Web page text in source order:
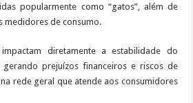
popularmente como “gatos”, além de
medidores de consumo.
diretamente a estabilidade do
prejuízos financeiros e riscos de
rede geral que atende aos consumidores